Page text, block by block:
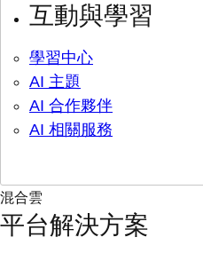
互動與學習
學習中心
AI 主題
AI 合作夥伴
AI 相關服務
混合雲
平台解決方案